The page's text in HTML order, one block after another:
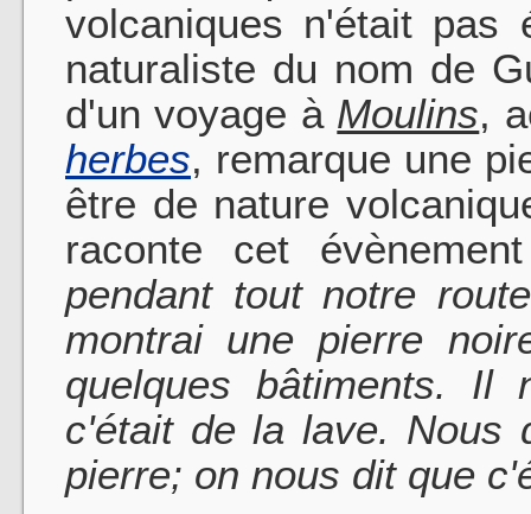
volcaniques n'était pas
naturaliste du nom de
d'un voyage à Moulins,
herbes, remarque une
être de nature
raconte cet
pendant tout notre
montrai une pierre
quelques bâtiments. Il
c'était de la lave. Nous
pierre; on nous dit que